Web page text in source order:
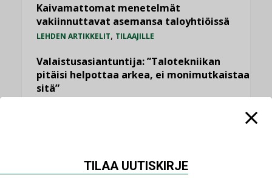
Kaivamattomat menetelmät
vakiinnuttavat asemansa taloyhtiöissä
LEHDEN ARTIKKELIT, TILAAJILLE
Valaistusasiantuntija: ”Talotekniikan
pitäisi helpottaa arkea, ei monimutkaistaa
sitä”
TILAA UUTISKIRJE